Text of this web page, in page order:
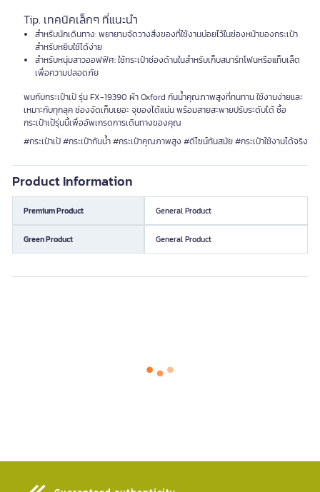
Tip. เทคนิคเล็กๆ ที่แนะนำ
สำหรับนักเดินทาง: พยายามจัดวางสิ่งของที่ใช้งานบ่อยไว้ในช่องหน้าของกระเป๋า
สำหรับหยิบใช้ได้ง่าย
สำหรับหนุ่มสาวออฟฟิศ: ใช้กระเป๋าช่องด้านในสำหรับเก็บสมาร์ทโฟนหรือแท็บเล็ต
เพื่อความปลอดภัย
พบกับกระเป๋าเป้ รุ่น FX-19390 ผ้า Oxford กันน้ำคุณภาพสูงที่ทนทาน ใช้งานง่ายและ
เหมาะกับทุกลุค ช่องจัดเก็บเยอะ จุของได้แน่น พร้อมสายสะพายปรับระดับได้ ซื้อ
กระเป๋าเป้รุ่นนี้เพื่ออัพเกรดการเดินทางของคุณ
#กระเป๋าเป้ #กระเป๋ากันน้ำ #กระเป๋าคุณภาพสูง #ดีไซน์ทันสมัย #กระเป๋าใช้งานได้จริง
Product Information
Premium Product General Product
Green Product General Product